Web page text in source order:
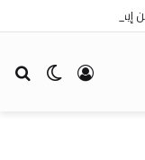
الوضع تسجيل